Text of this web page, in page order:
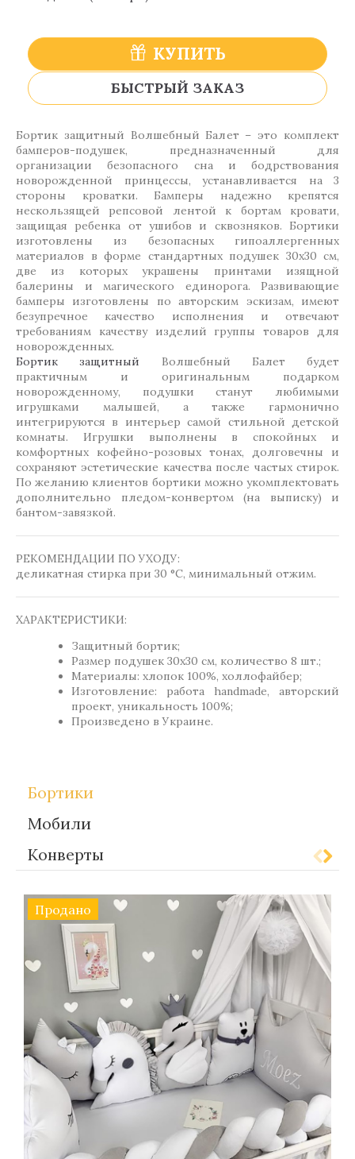
КУПИТЬ
БЫСТРЫЙ ЗАКАЗ
Бортик защитный Волшебный Балет – это комплект
бамперов-подушек, предназначенный для
организации безопасного сна и бодрствования
новорожденной принцессы, устанавливается на 3
стороны кроватки. Бамперы надежно крепятся
нескользящей репсовой лентой к бортам кровати,
защищая ребенка от ушибов и сквозняков. Бортики
изготовлены из безопасных гипоаллергенных
материалов в форме стандартных подушек 30х30 см,
две из которых украшены принтами изящной
балерины и магического единорога. Развивающие
бамперы изготовлены по авторским эскизам, имеют
безупречное качество исполнения и отвечают
требованиям качеству изделий группы товаров для
новорожденных.
Бортик защитный Волшебный Балет будет
практичным и оригинальным подарком
новорожденному, подушки станут любимыми
игрушками малышей, а также гармонично
интегрируются в интерьер самой стильной детской
комнаты. Игрушки выполнены в спокойных и
комфортных кофейно-розовых тонах, долговечны и
сохраняют эстетические качества после частых стирок.
По желанию клиентов бортики можно укомплектовать
дополнительно пледом-конвертом (на выписку) и
бантом-завязкой.
РЕКОМЕНДАЦИИ ПО УХОДУ:
деликатная стирка при 30 °C, минимальный отжим.
ХАРАКТЕРИСТИКИ:
Защитный бортик;
Размер подушек 30х30 см, количество 8 шт.;
Материалы: хлопок 100%, холлофайбер;
Изготовление: работа handmade, авторский
проект, уникальность 100%;
Произведено в Украине.
Бортики
Мобили
Конверты
Продано